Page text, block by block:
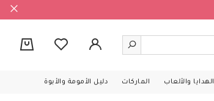
الهدايا والألعاب الماركات دليل الأمومة والأبوة